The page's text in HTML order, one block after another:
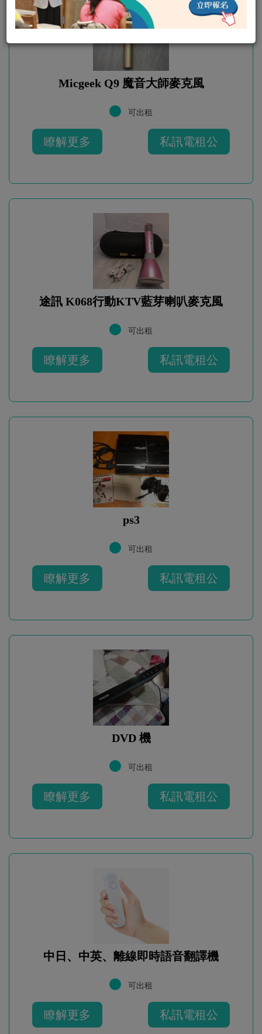
Micgeek Q9 魔音大師麥克風
可出租
瞭解更多 私訊電租公
途訊 K068行動KTV藍芽喇叭麥克風
可出租
瞭解更多 私訊電租公
ps3
可出租
瞭解更多 私訊電租公
DVD 機
可出租
瞭解更多 私訊電租公
中日、中英、離線即時語音翻譯機
可出租
瞭解更多 私訊電租公